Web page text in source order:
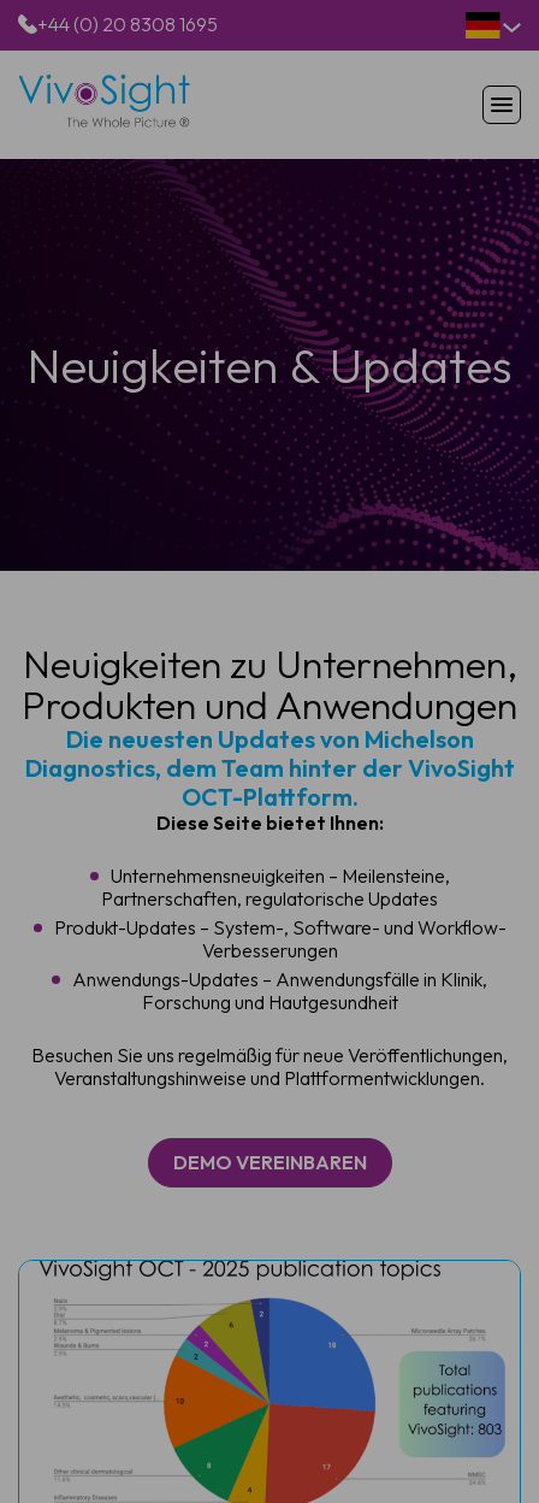
+44 (0) 20 8308 1695
STARTSEITE
PRODUKTE
ANWENDUNGEN
PATIENTEN
RESSOURCEN
ÜBER UNS
Neuigkeiten & Updates
Neuigkeiten zu Unternehmen,
Produkten und Anwendungen
Die neuesten Updates von Michelson
Diagnostics, dem Team hinter der VivoSight
OCT-Plattform.
Diese Seite bietet Ihnen:
Unternehmensneuigkeiten – Meilensteine,
Partnerschaften, regulatorische Updates
Produkt-Updates – System-, Software- und Workflow-
Verbesserungen
Anwendungs-Updates – Anwendungsfälle in Klinik,
Forschung und Hautgesundheit
Besuchen Sie uns regelmäßig für neue Veröffentlichungen,
Veranstaltungshinweise und Plattformentwicklungen.
DEMO VEREINBAREN